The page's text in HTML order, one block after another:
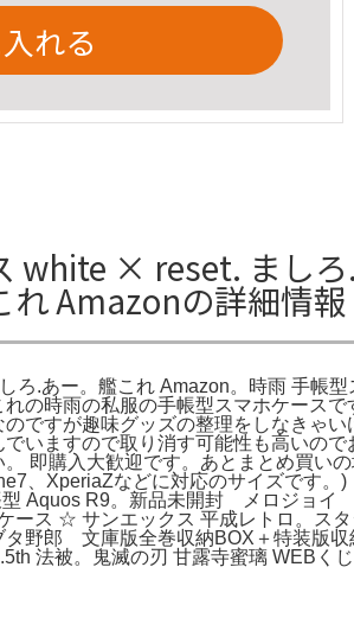
れる
white × reset. まし
Amazonの詳細情報
ろ.あー。艦これ Amazon。時雨 手帳
の時雨の私服の手帳型スマホケース
ですが趣味グッズの整理をしなきゃ
いますので取り消す可能性も高いの
即購入大歓迎です。あとまとめ買い
、XperiaZなどに対応のサイズです
型 Aquos R9。新品未開封 メロジョ
ース ☆ サンエックス 平成レトロ。
野郎 文庫版全巻収納BOX＋特装版
法被。鬼滅の刃 甘露寺蜜璃 WEBく